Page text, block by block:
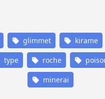
glimmet kirame
type roche
minerai